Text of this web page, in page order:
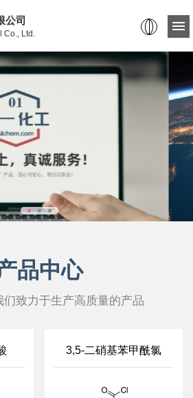
公司
Ltd.
品中心
们致力于生产高质量的产品
3,5-二硝基苯甲酰氯